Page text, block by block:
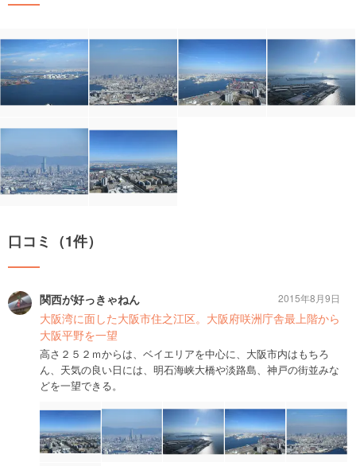
口コミ（1件）
関西が好っきゃねん
大阪湾に面した大阪市住之江区。大阪府咲洲庁舎最上階から
大阪平野を一望
高さ２５２ｍからは、ベイエリアを中心に、大阪市内はもちろ
ん、天気の良い日には、明石海峡大橋や淡路島、神戸の街並みな
どを一望できる。
2015年8月9日